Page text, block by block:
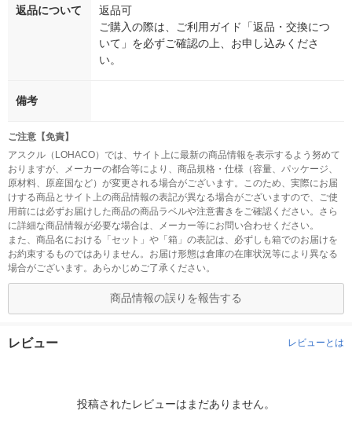
返品について
返品可
ご購入の際は、ご利用ガイド「返品・交換につ
いて」を必ずご確認の上、お申し込みくださ
い。
備考
ご注意【免責】
アスクル（LOHACO）では、サイト上に最新の商品情報を表示するよう努めて
おりますが、メーカーの都合等により、商品規格・仕様（容量、パッケージ、
原材料、原産国など）が変更される場合がございます。このため、実際にお届
けする商品とサイト上の商品情報の表記が異なる場合がございますので、ご使
用前には必ずお届けした商品の商品ラベルや注意書きをご確認ください。さら
に詳細な商品情報が必要な場合は、メーカー等にお問い合わせください。
また、商品名における「セット」や「箱」の表記は、必ずしも箱でのお届けを
お約束するものではありません。お届け形態は倉庫の在庫状況等により異なる
場合がございます。あらかじめご了承ください。
商品情報の誤りを報告する
レビュー レビューとは
投稿されたレビューはまだありません。